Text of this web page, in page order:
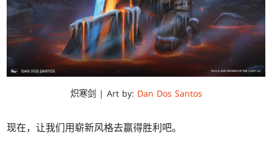
炽寒剑 | Art by: Dan Dos Santos
现在，让我们用崭新风格去赢得胜利吧。